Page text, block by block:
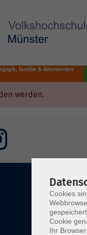
Familie & Älterwerden
werden.
Cookies
Cookie
Ihr